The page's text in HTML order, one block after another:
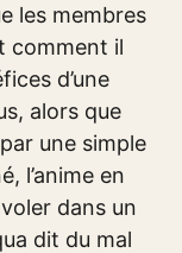
les membres
comment il
d’une
alors que
une simple
l’anime en
dans un
dit du mal